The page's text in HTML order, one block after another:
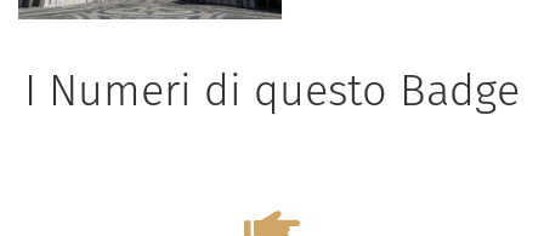
I Numeri di questo Badge